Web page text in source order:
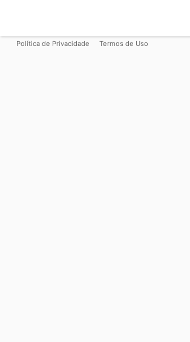
Política de Privacidade Termos de Uso